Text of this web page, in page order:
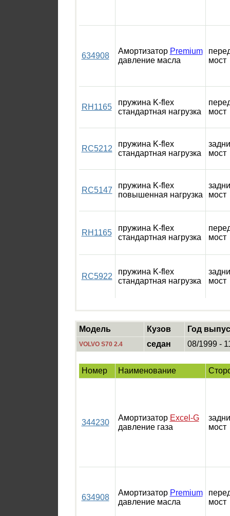
634908
Амортизатор Premium
давление масла
мост
RH1165
пружина K-flex
стандартная нагрузка
мост
RC5212
пружина K-flex
стандартная нагрузка
мост
RC5147
пружина K-flex
повышенная нагрузка
мост
RH1165
пружина K-flex
стандартная нагрузка
мост
RC5922
пружина K-flex
стандартная нагрузка
мост
Модель Кузов Год
VOLVO S70 2.4 седан 08/1999 -
Номер Наименование
344230
Амортизатор Excel-G
давление газа
мост
634908
Амортизатор Premium
давление масла
мост